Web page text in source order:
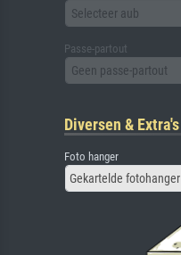
Selecteer aub
Passe-partout
Geen passe-partout
Diversen & Extra's
Foto hanger
Gekartelde fotohanger